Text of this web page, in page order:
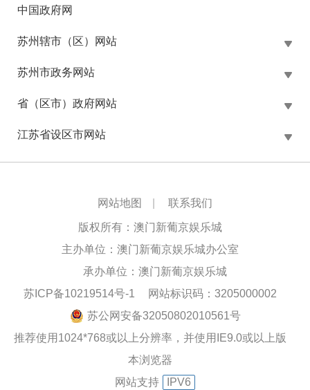
中国政府网
苏州辖市（区）网站
苏州市政务网站
省（区市）政府网站
江苏省设区市网站
网站地图 联系我们
版权所有：澳门新葡京娱乐城
主办单位：澳门新葡京娱乐城办公室
承办单位：澳门新葡京娱乐城
苏ICP备10219514号-1
网站标识码：3205000002
苏公网安备32050802010561号
推荐使用1024*768或以上分辨率，并使用IE9.0或以上版
本浏览器
网站支持
IPV6